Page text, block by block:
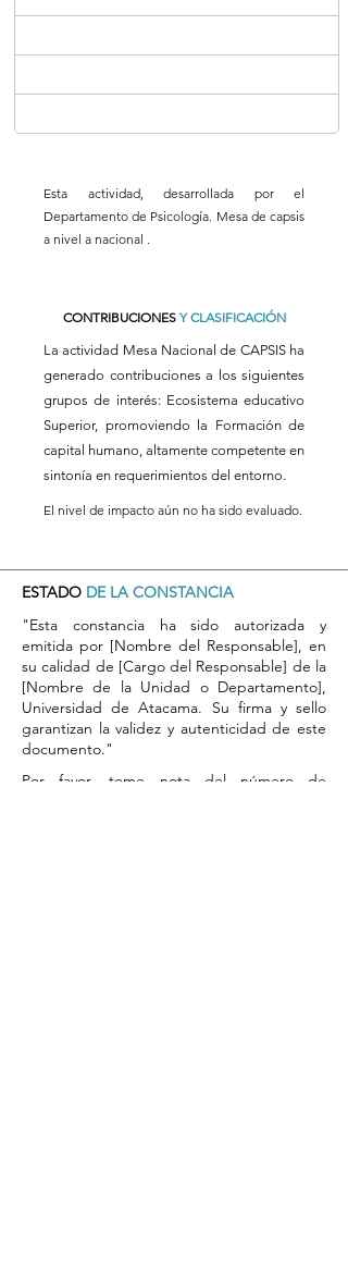
Esta actividad, desarrollada por el
Departamento de Psicología. Mesa de capsis
a nivel a nacional .
CONTRIBUCIONES Y CLASIFICACIÓN
La actividad Mesa Nacional de CAPSIS ha
generado contribuciones a los siguientes
grupos de interés: Ecosistema educativo
Superior, promoviendo la Formación de
capital humano, altamente competente en
sintonía en requerimientos del entorno.
El nivel de impacto aún no ha sido evaluado.
ESTADO DE LA CONSTANCIA
"Esta constancia ha sido autorizada y
emitida por [Nombre del Responsable], en
su calidad de [Cargo del Responsable] de la
[Nombre de la Unidad o Departamento],
Universidad de Atacama. Su firma y sello
garantizan la validez y autenticidad de este
documento."
​Por favor, tome nota del número de